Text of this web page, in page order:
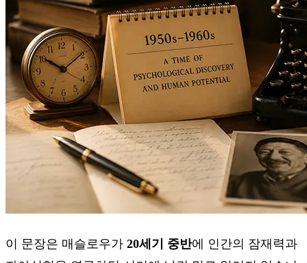
이 문장은 매슬로우가 20세기 중반에 인간의 잠재력과